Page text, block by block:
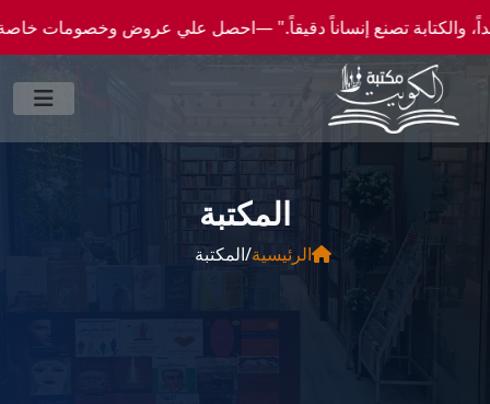
وخصومات خاصة عن طريق واتساب 0096550300046 -- شحن الي كافة انحاء العالم
المكتبة
الرئيسية/المكتبة